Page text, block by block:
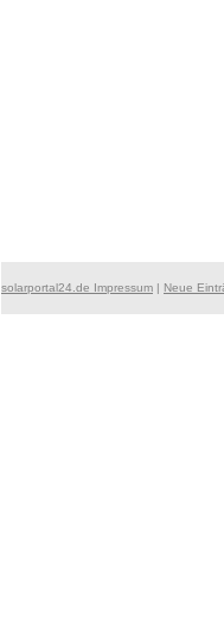
solarportal24.de Impressum | Neue